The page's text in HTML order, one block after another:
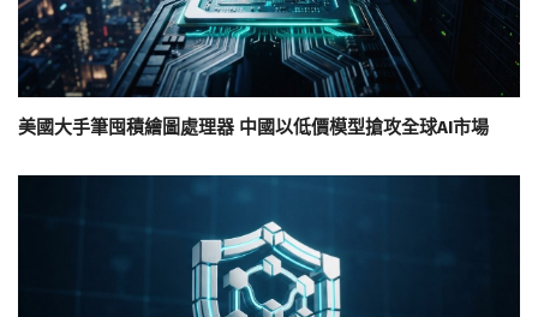
美國大手筆囤積繪圖處理器 中國以低價模型搶攻全球AI市場